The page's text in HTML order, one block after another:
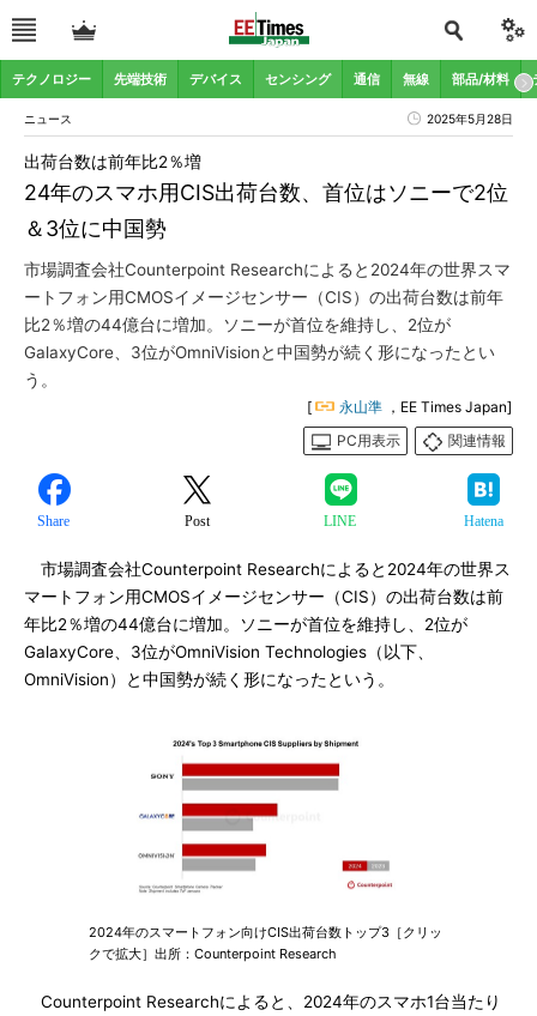
テクノロジー 先端技術 デバイス センシング 通信 無線 部品/材料
ニュース 2025年5月28日
24年のスマホ用CIS出荷台数、首位はソニーで2位
＆3位に中国勢
出荷台数は前年比2％増
市場調査会社Counterpoint Researchによると2024年の世界スマ
ートフォン用CMOSイメージセンサー（CIS）の出荷台数は前年
比2％増の44億台に増加。ソニーが首位を維持し、2位が
GalaxyCore、3位がOmniVisionと中国勢が続く形になったとい
う。
[ 永山準 ，EE Times Japan]
PC用表示
関連情報
Share Post LINE Hatena
市場調査会社Counterpoint Researchによると2024年の世界ス
マートフォン用CMOSイメージセンサー（CIS）の出荷台数は前
年比2％増の44億台に増加。ソニーが首位を維持し、2位が
GalaxyCore、3位がOmniVision Technologies（以下、
OmniVision）と中国勢が続く形になったという。
2024年のスマートフォン向けCIS出荷台数トップ3［クリッ
クで拡大］出所：Counterpoint Research
Counterpoint Researchによると、2024年のスマホ1台当たり